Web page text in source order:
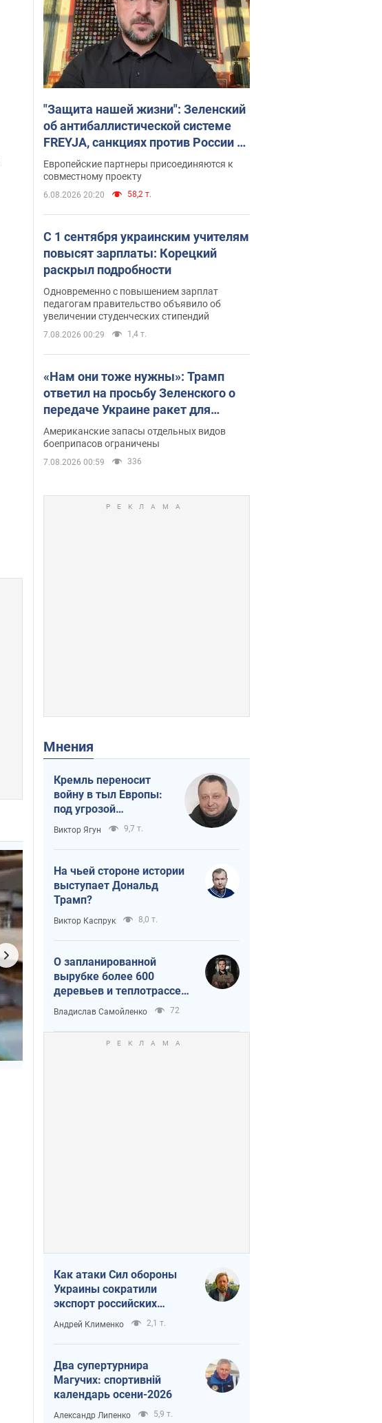
"Защита нашей жизни": Зеленский
об антибаллистической системе
FREYJA, санкциях против России и
поддержке аграриев. Видео
Европейские партнеры присоединяются к
совместному проекту
6.08.2026 20:20 58,2 т.
С 1 сентября украинским учителям
повысят зарплаты: Корецкий
раскрыл подробности
Одновременно с повышением зарплат
педагогам правительство объявило об
увеличении студенческих стипендий
7.08.2026 00:29 1,4 т.
«Нам они тоже нужны»: Трамп
ответил на просьбу Зеленского о
передаче Украине ракет для
Patriot
Американские запасы отдельных видов
боеприпасов ограничены
7.08.2026 00:59 336
Мнения
Кремль переносит
войну в тыл Европы:
под угрозой
критическая
логистика
Виктор Ягун 9,7 т.
На чьей стороне истории
выступает Дональд
Трамп?
Виктор Каспрук 8,0 т.
О запланированной
вырубке более 600
деревьев и теплотрассе:
что происходит на
Теремках в Киеве
Владислав Самойленко 72
Как атаки Сил обороны
Украины сократили
экспорт российских
нефтепродуктов
Андрей Клименко 2,1 т.
Два супертурнира
Магучих: спортивній
календарь осени-2026
Александр Липенко 5,9 т.